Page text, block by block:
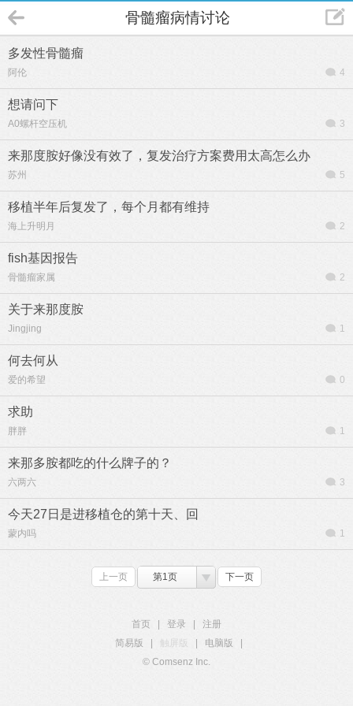
骨髓瘤病情讨论
多发性骨髓瘤
阿伦 4
想请问下
A0螺杆空压机 3
来那度胺好像没有效了，复发治疗方案费用太高怎么办
苏州 5
移植半年后复发了，每个月都有维持
海上升明月 2
fish基因报告
骨髓瘤家属 2
关于来那度胺
Jingjing 1
何去何从
爱的希望 0
求助
胖胖 1
来那多胺都吃的什么牌子的？
六两六 3
今天27日是进移植仓的第十天、回
蒙内吗 1
上一页 第1页 下一页
首页 登录
注册
简易版
触屏版 电脑版
© Comsenz Inc.